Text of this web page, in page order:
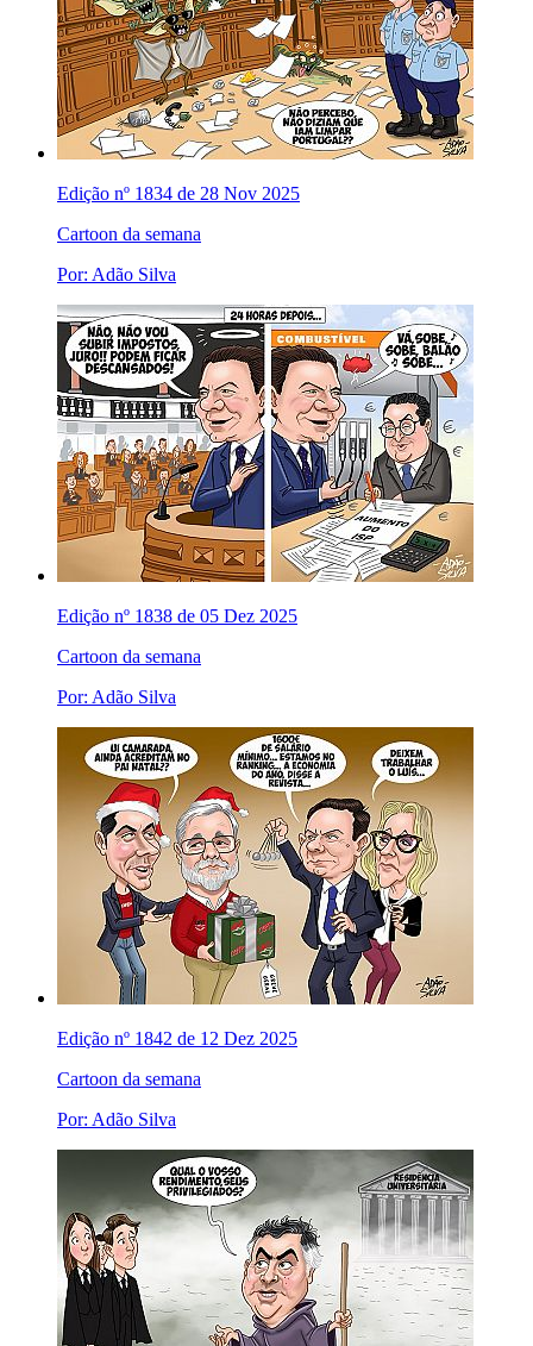
Edição nº 1834 de 28 Nov 2025
Cartoon da semana
Por: Adão Silva
Edição nº 1838 de 05 Dez 2025
Cartoon da semana
Por: Adão Silva
Edição nº 1842 de 12 Dez 2025
Cartoon da semana
Por: Adão Silva